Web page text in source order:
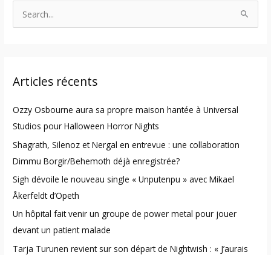
c
f
o
r
:
Articles récents
Ozzy Osbourne aura sa propre maison hantée à Universal
Studios pour Halloween Horror Nights
Shagrath, Silenoz et Nergal en entrevue : une collaboration
Dimmu Borgir/Behemoth déjà enregistrée?
Sigh dévoile le nouveau single « Unputenpu » avec Mikael
Åkerfeldt d’Opeth
Un hôpital fait venir un groupe de power metal pour jouer
devant un patient malade
Tarja Turunen revient sur son départ de Nightwish : « J’aurais